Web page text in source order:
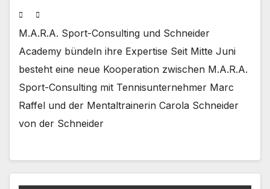
M.A.R.A. Sport-Consulting und Schneider
Academy bündeln ihre Expertise Seit Mitte Juni
besteht eine neue Kooperation zwischen M.A.R.A.
Sport-Consulting mit Tennisunternehmer Marc
Raffel und der Mentaltrainerin Carola Schneider
von der Schneider